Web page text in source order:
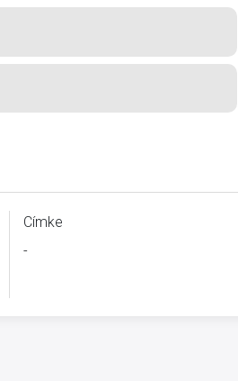
Címke
-